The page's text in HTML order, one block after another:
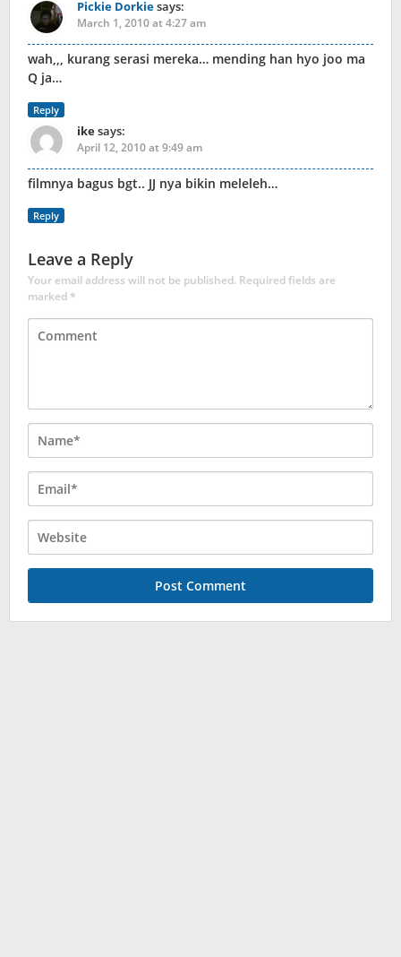
Pickie Dorkiesays:
March 1, 2010 at 4:27 am
wah,,, kurang serasi mereka… mending han hyo joo ma
Q ja…
Reply
ikesays:
April 12, 2010 at 9:49 am
filmnya bagus bgt.. JJ nya bikin meleleh…
Reply
Leave a Reply
Your email address will not be published. Required fields are
marked*